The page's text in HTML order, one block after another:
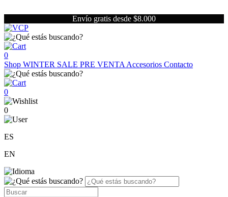
Envío gratis desde $8.000
0
Shop WINTER SALE PRE VENTA Accesorios Contacto
0
0
ES
EN